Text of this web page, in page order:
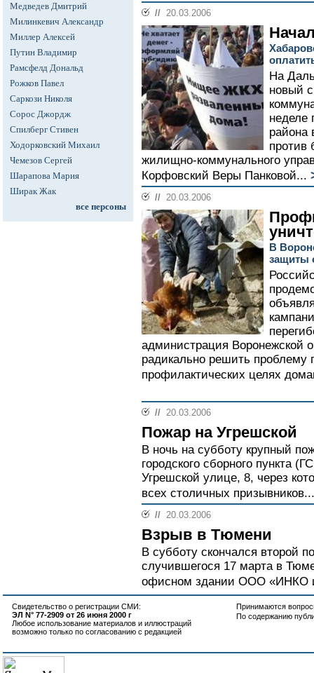
Медведев Дмитрий
Милинкевич Александр
Миллер Алексей
Путин Владимир
Рамсфелд Дональд
Рожков Павел
Саркози Николя
Сорос Джордж
Спилберг Стивен
Ходорковский Михаил
Чемезов Сергей
Шарапова Мария
Ширак Жак
все персоны
// 20.03.2006
На
новый
неделе
района
против
жилищно-коммунального
Корфовский Веры Панковой...
// 20.03.2006
В
защиты
администрация Воронежской
радикально решить проблему
профилактических целях
// 20.03.2006
Пожар на Угрешской
В ночь на субботу крупный
городского сборного пункта
Угрешской улице, 8, через
всех столичных призывников...
// 20.03.2006
Взрыв в Тюмени
В субботу скончался второй
случившегося 17 марта в
офисном здании ООО «ИНКО
Свидетельство о регистрации СМИ:
ЭЛ N° 77-2909 от 26 июня 2000 г
Любое использование материалов и иллюстраций
возможно только по согласованию с редакцией
Принимаются
По содержанию